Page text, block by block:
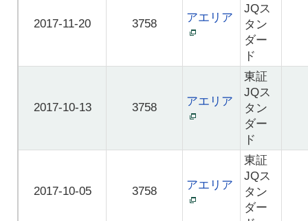
2017-11-20 3758 アエリア
JQス
タン
ダー
ド
2017-10-13 3758 アエリア
東証
JQス
タン
ダー
ド
2017-10-05 3758 アエリア
東証
JQス
タン
ダー